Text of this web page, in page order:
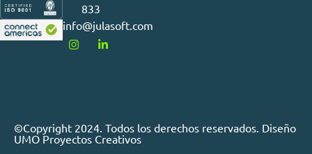
833
info@julasoft.com
©Copyright 2024. Todos los derechos reservados. Diseño
UMO Proyectos Creativos